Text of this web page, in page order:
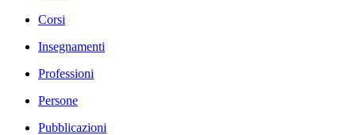
Corsi
Insegnamenti
Professioni
Persone
Pubblicazioni